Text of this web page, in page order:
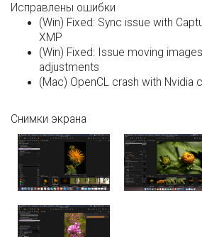
Исправлены ошибки
(Win) Fixed: Sync issue with
XMP
(Win) Fixed: Issue moving
adjustments
(Mac) OpenCL crash with Nvidia
Снимки экрана